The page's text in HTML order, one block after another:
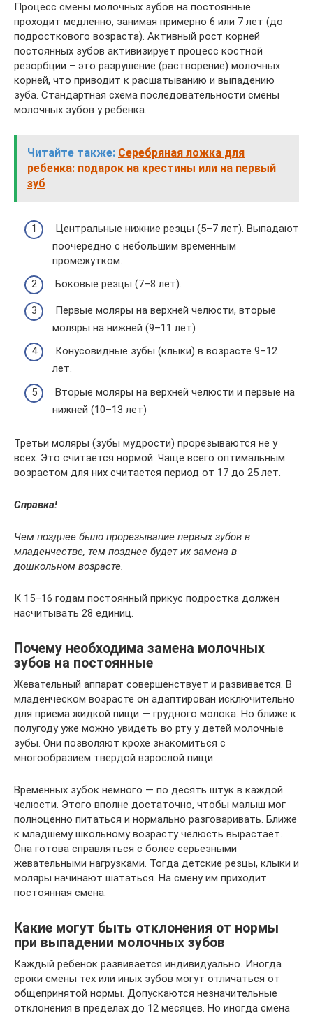
Процесс смены молочных зубов на постоянные
проходит медленно, занимая примерно 6 или 7 лет (до
подросткового возраста). Активный рост корней
постоянных зубов активизирует процесс костной
резорбции – это разрушение (растворение) молочных
корней, что приводит к расшатыванию и выпадению
зуба. Стандартная схема последовательности смены
молочных зубов у ребенка.
Читайте также: Серебряная ложка для
ребенка: подарок на крестины или на первый
зуб
Центральные нижние резцы (5–7 лет). Выпадают
поочередно с небольшим временным
промежутком.
Боковые резцы (7–8 лет).
Первые моляры на верхней челюсти, вторые
моляры на нижней (9–11 лет)
Конусовидные зубы (клыки) в возрасте 9–12
лет.
Вторые моляры на верхней челюсти и первые на
нижней (10–13 лет)
Третьи моляры (зубы мудрости) прорезываются не у
всех. Это считается нормой. Чаще всего оптимальным
возрастом для них считается период от 17 до 25 лет.
Справка!
Чем позднее было прорезывание первых зубов в
младенчестве, тем позднее будет их замена в
дошкольном возрасте.
К 15–16 годам постоянный прикус подростка должен
насчитывать 28 единиц.
Почему необходима замена молочных
зубов на постоянные
Жевательный аппарат совершенствует и развивается. В
младенческом возрасте он адаптирован исключительно
для приема жидкой пищи — грудного молока. Но ближе к
полугоду уже можно увидеть во рту у детей молочные
зубы. Они позволяют крохе знакомиться с
многообразием твердой взрослой пищи.
Временных зубок немного — по десять штук в каждой
челюсти. Этого вполне достаточно, чтобы малыш мог
полноценно питаться и нормально разговаривать. Ближе
к младшему школьному возрасту челюсть вырастает.
Она готова справляться с более серьезными
жевательными нагрузками. Тогда детские резцы, клыки и
моляры начинают шататься. На смену им приходит
постоянная смена.
Какие могут быть отклонения от нормы
при выпадении молочных зубов
Каждый ребенок развивается индивидуально. Иногда
сроки смены тех или иных зубов могут отличаться от
общепринятой нормы. Допускаются незначительные
отклонения в пределах до 12 месяцев. Но иногда смена